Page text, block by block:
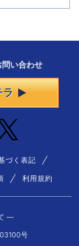
問い合わせ
ラ
づく表記
利用規約
―
号